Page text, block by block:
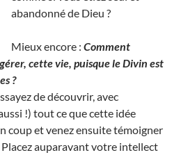
abandonné de Dieu ?
Mieux encore : Comment
cette vie, puisque le Divin est
?
de découvrir, avec
!) tout ce que cette idée
coup et venez ensuite témoigner
auparavant votre intellect